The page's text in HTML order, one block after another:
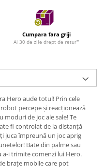
Cumpara fara griji
Ai 30 de zile drept de retur*
Hero aude totul! Prin cele
percepe și reacționează
moduri de joc ale sale! Te
fi controlat de la distanță
juca împreună un joc aprig
Bate din palme sau
i trimite comenzi lui Hero.
brațe mobile care pot